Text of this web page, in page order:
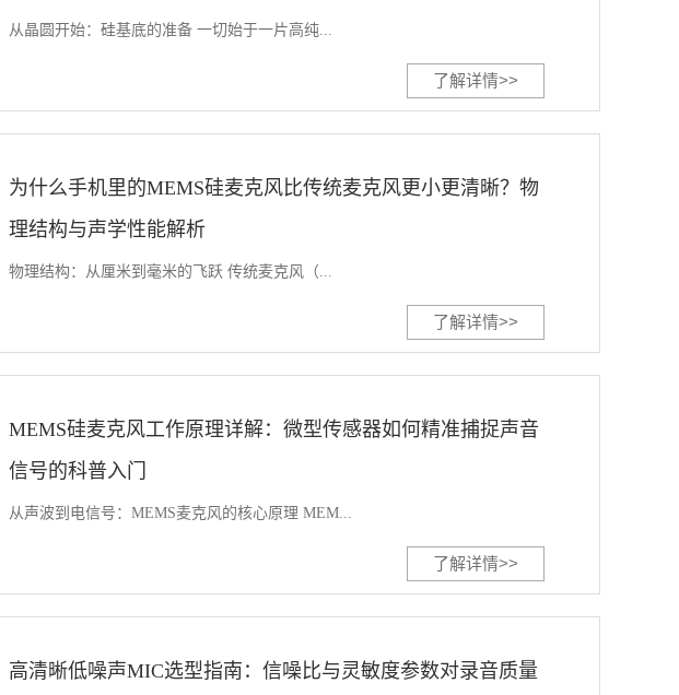
从晶圆开始：硅基底的准备 一切始于一片高纯...
了解详情>>
为什么手机里的MEMS硅麦克风比传统麦克风更小更清晰？物
理结构与声学性能解析
物理结构：从厘米到毫米的飞跃 传统麦克风（...
了解详情>>
MEMS硅麦克风工作原理详解：微型传感器如何精准捕捉声音
信号的科普入门
从声波到电信号：MEMS麦克风的核心原理 MEM...
了解详情>>
高清晰低噪声MIC选型指南：信噪比与灵敏度参数对录音质量